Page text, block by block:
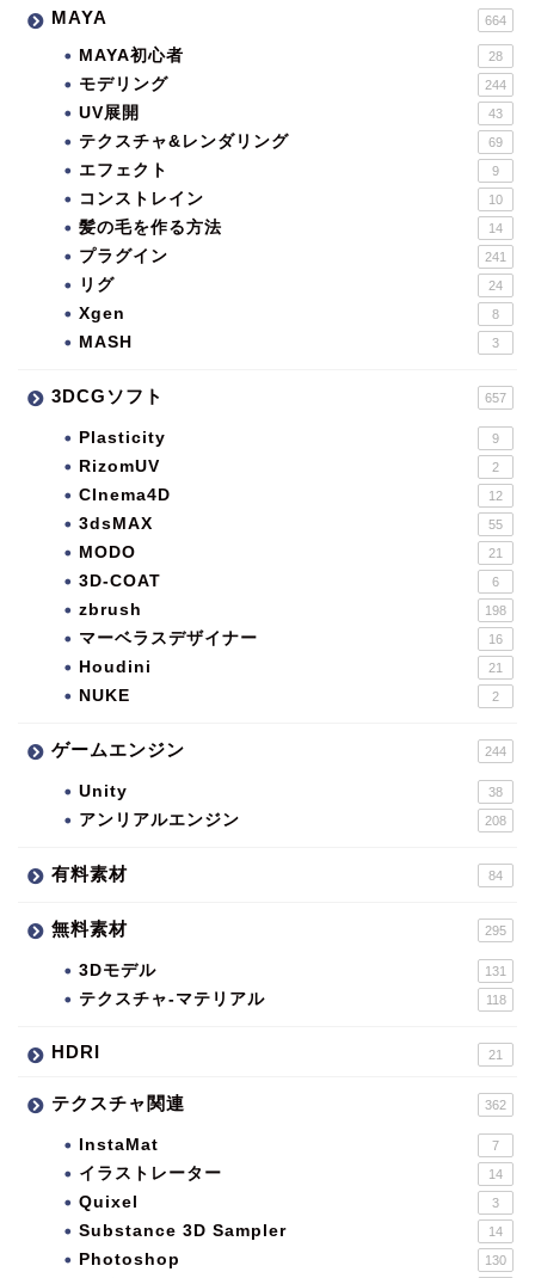
MAYA 664
MAYA初心者 28
モデリング 244
UV展開 43
テクスチャ&レンダリング 69
エフェクト 9
コンストレイン 10
髪の毛を作る方法 14
プラグイン 241
リグ 24
Xgen 8
MASH 3
3DCGソフト 657
Plasticity 9
RizomUV 2
CInema4D 12
3dsMAX 55
MODO 21
3D-COAT 6
zbrush 198
マーベラスデザイナー 16
Houdini 21
NUKE 2
ゲームエンジン 244
Unity 38
アンリアルエンジン 208
有料素材 84
無料素材 295
3Dモデル 131
テクスチャ-マテリアル 118
HDRI 21
テクスチャ関連 362
InstaMat 7
イラストレーター 14
Quixel 3
Substance 3D Sampler 14
Photoshop 130